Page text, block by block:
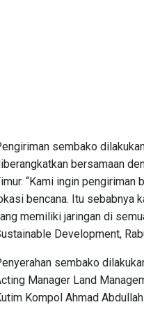
sembako
bersamaan
“Kami ingin pengiriman
bencana. Itu sebabnya
memiliki jaringan di
Development,
sembako
Manager Land
Kompol Ahmad Abdullah.